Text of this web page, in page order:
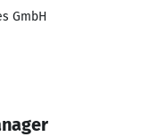
GmbH